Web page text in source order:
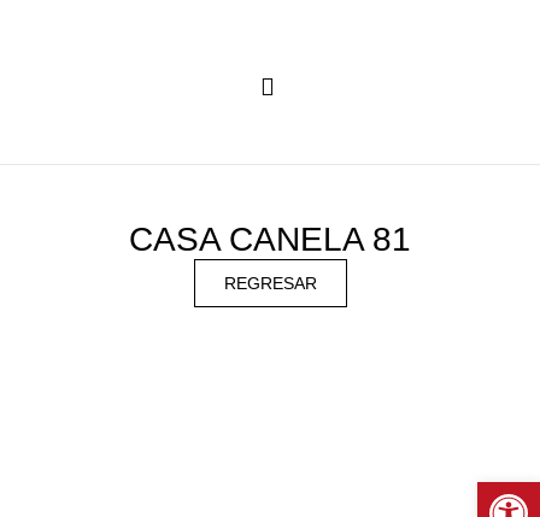
CASA CANELA 81
REGRESAR
Abrir